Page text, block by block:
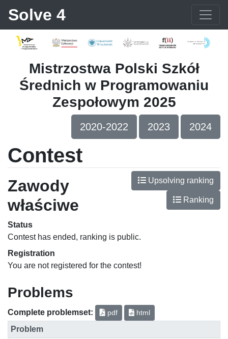
Solve 4
Mistrzostwa Polski Szkół
Średnich w Programowaniu
Zespołowym 2025
2020-2022 2023 2024
Contest
Zawody
właściwe
Upsolving ranking
Ranking
Status
Contest has ended, ranking is public.
Registration
You are not registered for the contest!
Problems
Complete problemset: pdf html
Problem